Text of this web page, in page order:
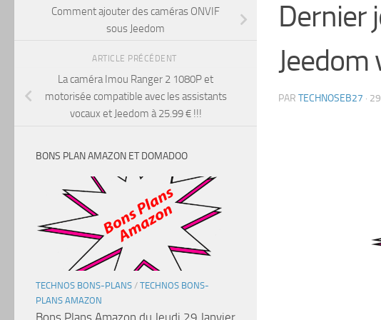
Dernier
PAR TECHNOSEB27 ·
Comment ajouter des caméras ONVIF
sous Jeedom
ARTICLE PRÉCÉDENT
La caméra Imou Ranger 2 1080P et
motorisée compatible avec les assistants
vocaux et Jeedom à 25.99 € !!!
BONS PLAN AMAZON ET DOMADOO
TECHNOS BONS-PLANS / TECHNOS BONS-
PLANS AMAZON